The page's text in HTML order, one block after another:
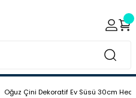
Oğuz Çini Dekoratif Ev Süsü 30cm